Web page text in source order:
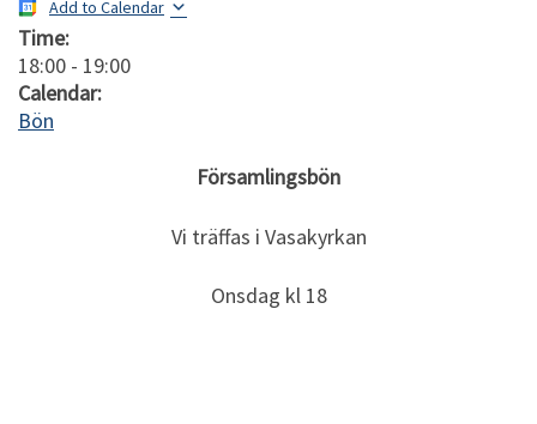
Add to Calendar
Time:
18:00 - 19:00
Calendar:
Bön
Församlingsbön
Vi träffas i Vasakyrkan
Onsdag kl 18